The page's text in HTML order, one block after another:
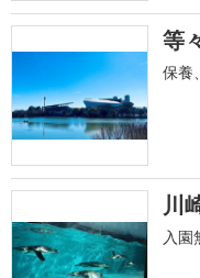
等
保養
川
入